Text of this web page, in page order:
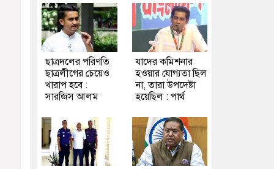
ছাত্রদলের পরিণতি
ছাত্রলীগের চেয়েও
খারাপ হবে :
সারজিস আলম
যাদের কমিশনার
হওয়ার যোগ্যতা ছিল
না, তারা উপদেষ্টা
হয়েছিল : পার্থ